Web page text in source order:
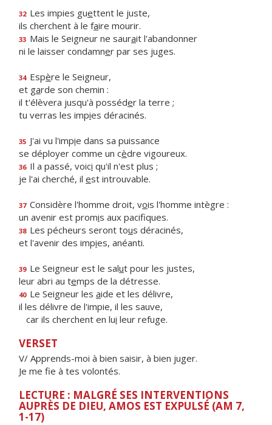
32 Les impies guettent le juste,
ils cherchent à le faire mourir.
33 Mais le Seigneur ne saurait l'abandonner
ni le laisser condamner par ses juges.
34 Espère le Seigneur,
et garde son chemin :
il t'élèvera jusqu'à posséder la terre ;
tu verras les impies déracinés.
35 J'ai vu l'impie dans sa puissance
se déployer comme un cèdre vigoureux.
36 Il a passé, voici qu'il n'est plus ;
je l'ai cherché, il est introuvable.
37 Considère l'homme droit, vois l'homme intègre :
un avenir est promis aux pacifiques.
38 Les pécheurs seront tous déracinés,
et l'avenir des impies, anéanti.
39 Le Seigneur est le salut pour les justes,
leur abri au temps de la détresse.
40 Le Seigneur les aide et les délivre,
il les délivre de l'impie, il les sauve,
car ils cherchent en lui leur refuge.
VERSET
V/ Apprends-moi à bien saisir, à bien juger.
Je me fie à tes volontés.
LECTURE : MALGRÉ SES INTERVENTIONS
AUPRÈS DE DIEU, AMOS EST EXPULSÉ (AM 7,
1-17)